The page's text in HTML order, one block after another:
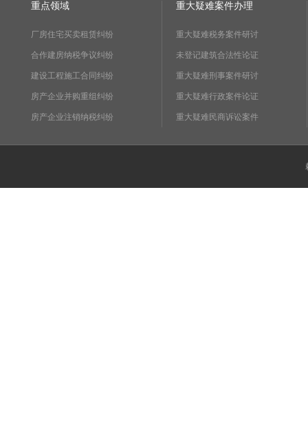
重点领域
厂房住宅买卖租赁纠纷
合作建房纳税争议纠纷
建设工程施工合同纠纷
房产企业并购重组纠纷
房产企业注销纳税纠纷
重大疑难案件办理
重大疑难税务案件研讨
未登记建筑合法性论证
重大疑难刑事案件研讨
重大疑难行政案件论证
重大疑难民商诉讼案件